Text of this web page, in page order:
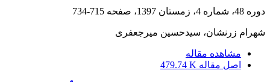
دوره 48، شماره 4، زمستان 1397، صفحه 715-734
شهرام زرنشان، سیدحسین میرجعفری
مشاهده مقاله
اصل مقاله 479.74 K